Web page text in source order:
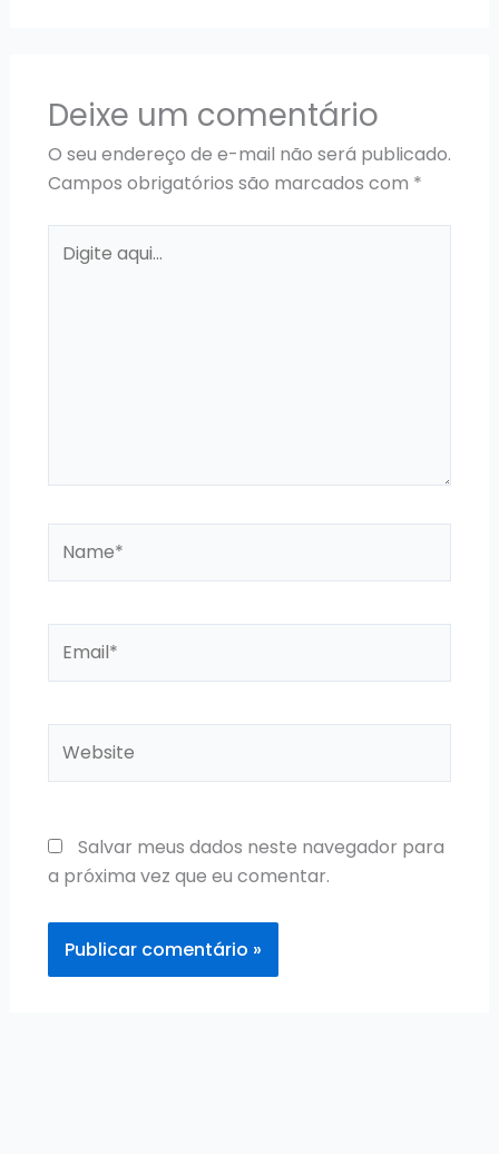
Deixe um comentário
O seu endereço de e-mail não será publicado.
Campos obrigatórios são marcados com *
aqui...
Salvar meus dados neste navegador para
a próxima vez que eu comentar.